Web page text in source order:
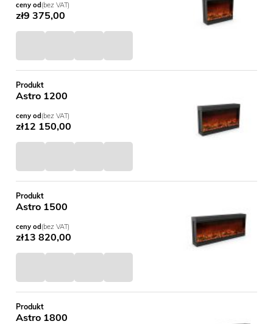
ceny od (bez VAT)
zł9 375,00
Produkt
Astro 1200
ceny od (bez VAT)
zł12 150,00
Produkt
Astro 1500
ceny od (bez VAT)
zł13 820,00
Produkt
Astro 1800